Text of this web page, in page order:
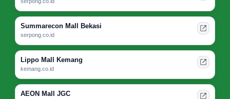
Summarecon Mall Bekasi
serpong.co.id
Lippo Mall Kemang
kemang.co.id
AEON Mall JGC